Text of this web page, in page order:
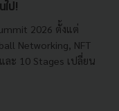
ป!
2026 ตั้งแต่
Networking, NFT
ละ 10 Stages เปลี่ยน